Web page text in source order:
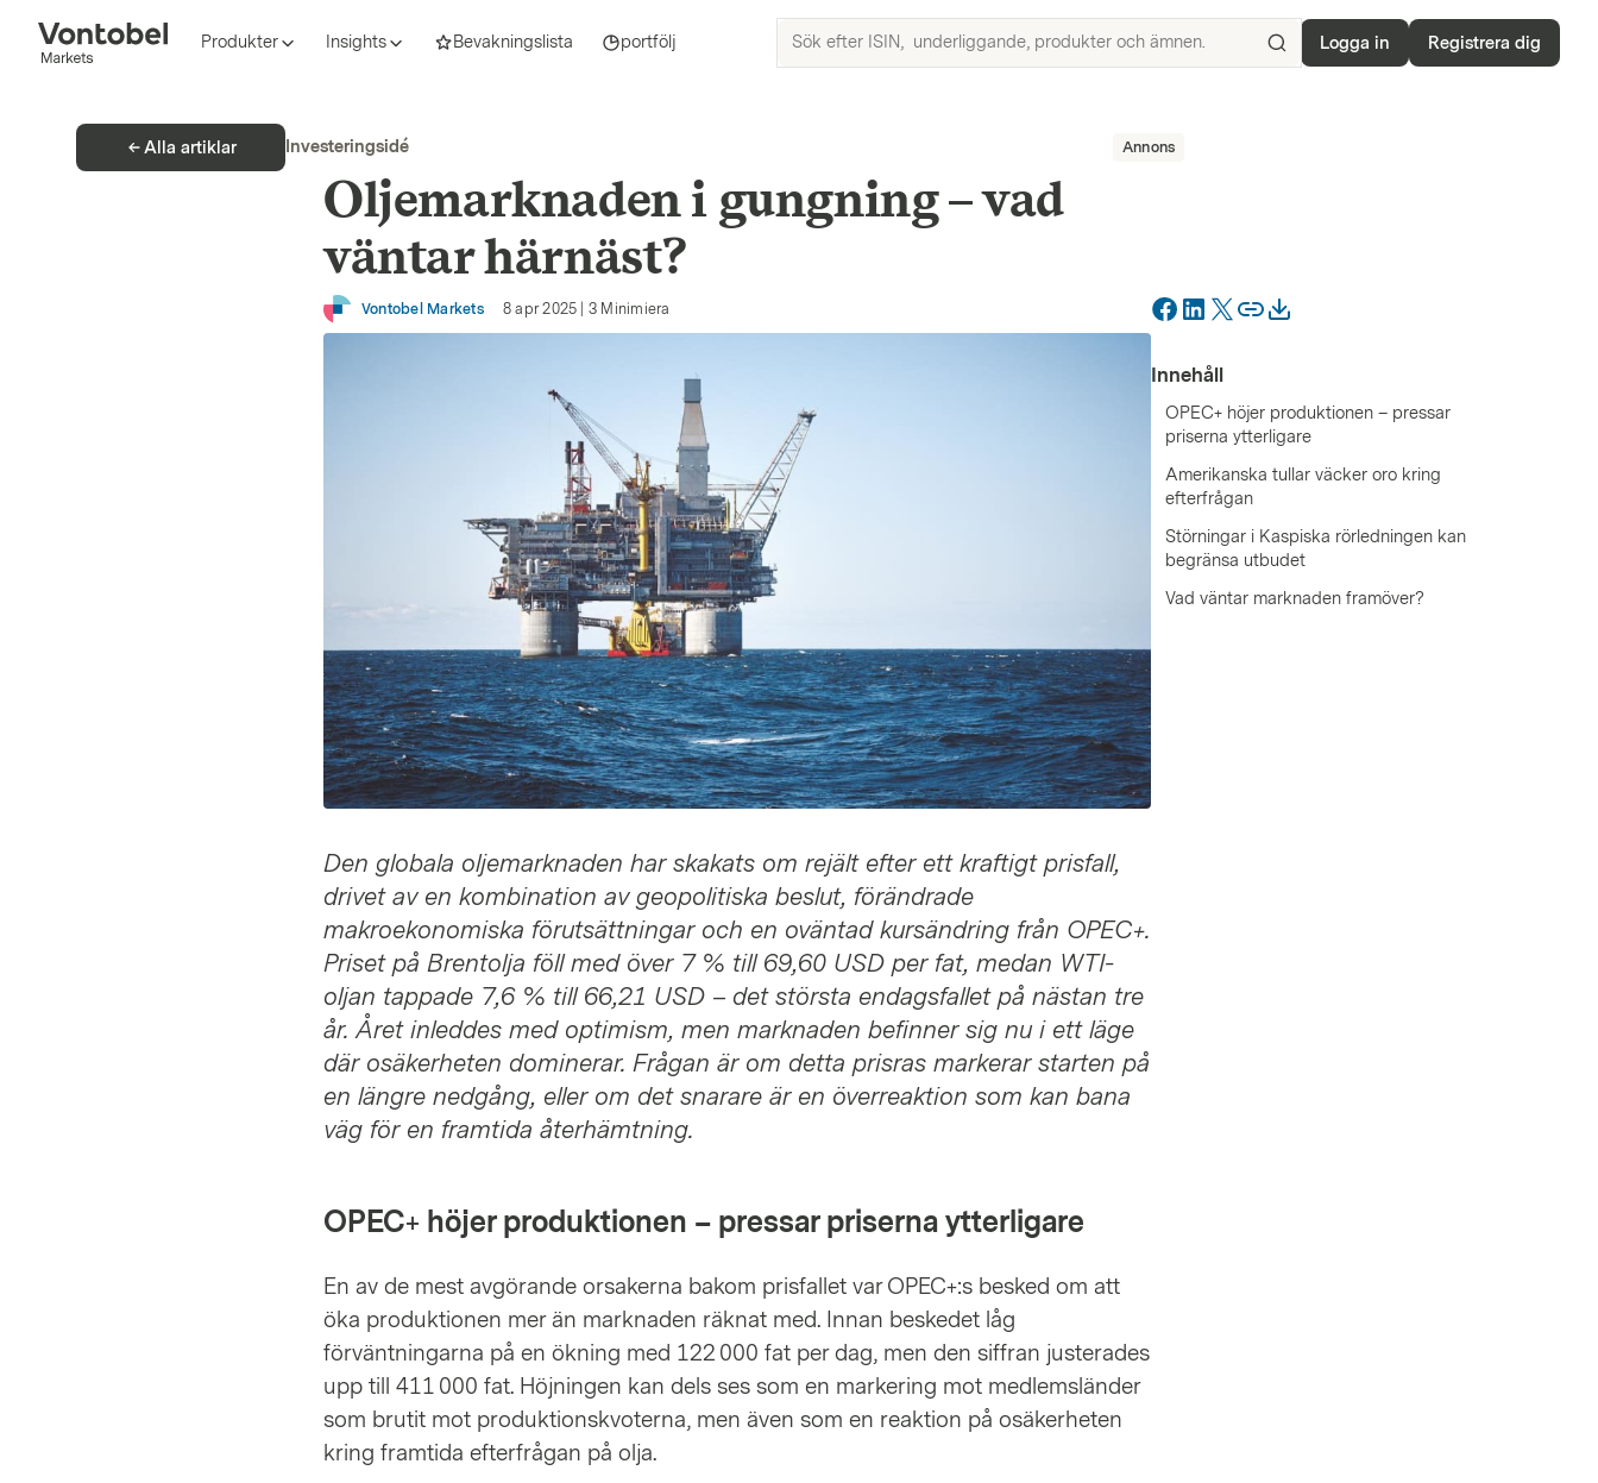
Produkter Insights Bevakningslista portfölj
Sök
ämnen.
Sök
Logga in Registrera dig
Alla artiklar Investeringsidé Annons
Oljemarknaden i gungning – vad
väntar härnäst?
Vontobel Markets 8 apr 2025 3 Minimiera
Innehåll
OPEC+ höjer produktionen – pressar
priserna ytterligare
Amerikanska tullar väcker oro kring
efterfrågan
Störningar i Kaspiska rörledningen kan
begränsa utbudet
Vad väntar marknaden framöver?
Den globala oljemarknaden har skakats om rejält efter ett kraftigt prisfall,
drivet av en kombination av geopolitiska beslut, förändrade
makroekonomiska förutsättningar och en oväntad kursändring från OPEC+.
Priset på Brentolja föll med över 7 % till 69,60 USD per fat, medan WTI-
oljan tappade 7,6 % till 66,21 USD – det största endagsfallet på nästan tre
år. Året inleddes med optimism, men marknaden befinner sig nu i ett läge
där osäkerheten dominerar. Frågan är om detta prisras markerar starten på
en längre nedgång, eller om det snarare är en överreaktion som kan bana
väg för en framtida återhämtning.
OPEC+ höjer produktionen – pressar priserna ytterligare
En av de mest avgörande orsakerna bakom prisfallet var OPEC+:s besked om att
öka produktionen mer än marknaden räknat med. Innan beskedet låg
förväntningarna på en ökning med 122 000 fat per dag, men den siffran justerades
upp till 411 000 fat. Höjningen kan dels ses som en markering mot medlemsländer
som brutit mot produktionskvoterna, men även som en reaktion på osäkerheten
kring framtida efterfrågan på olja.